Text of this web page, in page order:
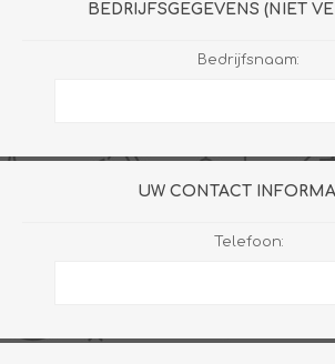
BEDRIJFSGEGEVENS (NIET
Bedrijfsnaam:
UW CONTACT
Telefoon: